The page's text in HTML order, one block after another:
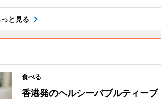
っと見る
食べる
香港発のヘルシーバブルティーブ